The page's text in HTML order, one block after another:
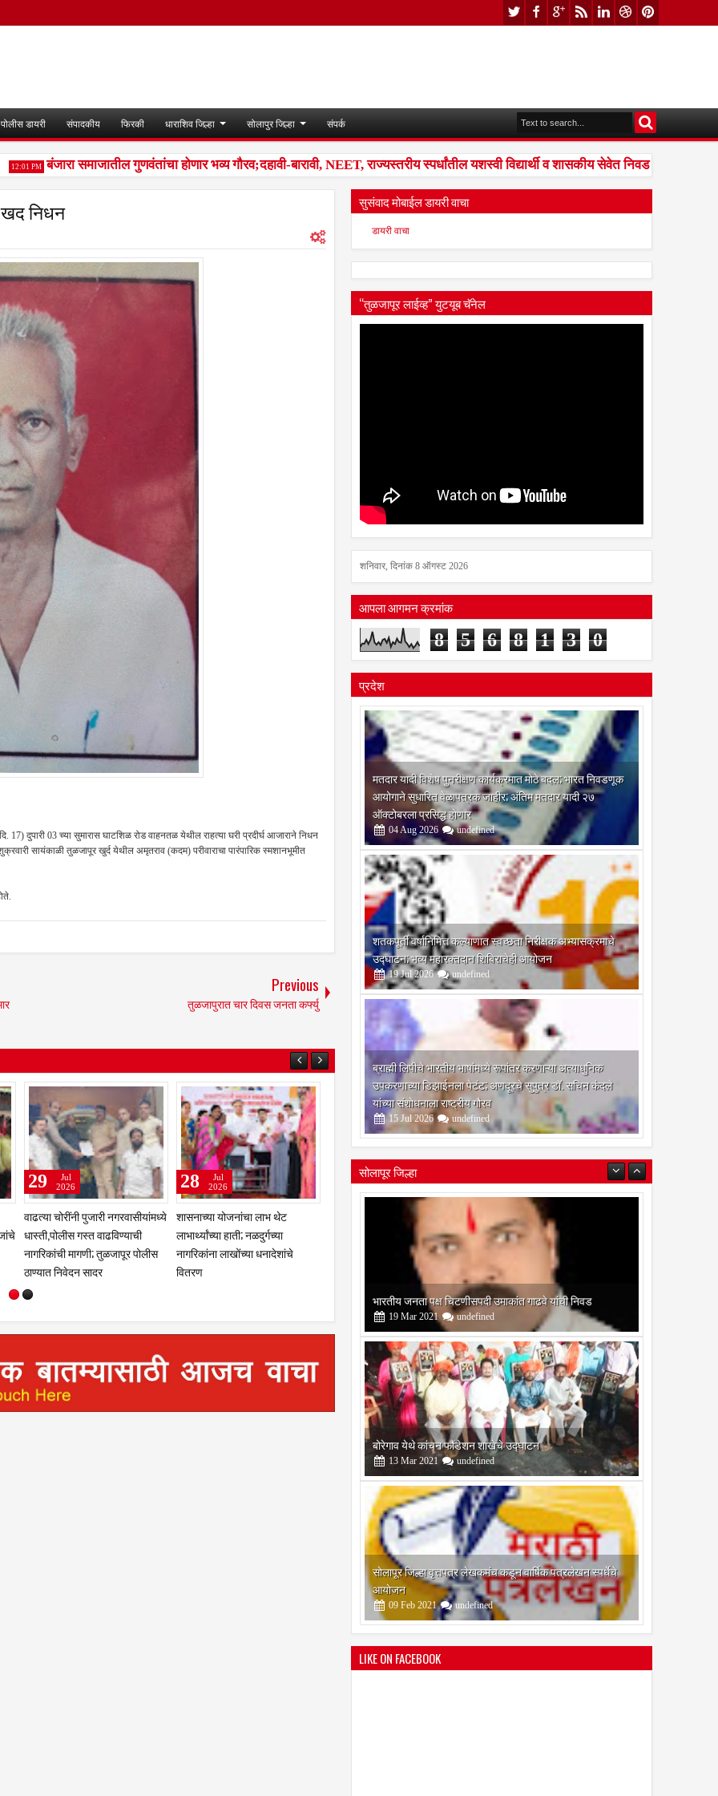
पोलीस डायरी संपादकीय फिरकी धाराशिव जिल्हा सोलापुर जिल्हा संपर्क
PM बंजारा समाजातील गुणवंतांचा होणार भव्य गौरव;दहावी-बारावी, NEET, राज्यस्तरीय स्पर्धांतील यशस्वी विद्यार्थी व शासकीय सेवेत निवड झालेल्यांना
निधन
17) दुपारी 03 च्या सुमारास घाटशिळ रोड वाहनतळ येथील राहत्या घरी प्रदीर्घ आजाराने निधन
सायंकाळी तुळजापूर खुर्द येथील अमृतराव (कदम) परीवाराचा पारंपारिक स्मशानभूमीत
Previous
तुळजापुरात चार दिवस जनता कर्फ्यु
तेलंगणा
सावरगाव येथे स्वप्नील मुळे यांचा
वाढदिवस साजरा
13
Aug
2020
तामलवाडी व परिसरात रक्षाबंधन
साधेपणाने साजरा
04
Aug
2020
सुसंवाद मोबाईल डायरी वाचा
डायरी वाचा
“तुळजापूर लाईव्ह” युटयूब चॅनेल
शनिवार, दिनांक 8 ऑगस्ट 2026
आपला आगमन क्रमांक
8 5 6 8 1 3 0
प्रदेश
मतदार यादी विशेष पुनरीक्षण कार्यक्रमात मोठे बदल; भारत निवडणूक
आयोगाने सुधारित वेळापत्रक जाहीर; अंतिम मतदार यादी २७
ऑक्टोबरला प्रसिद्ध होणार
04 Aug 2026 undefined
शतकपूर्ती वर्षानिमित्त कल्याणात स्वच्छता निरीक्षक अभ्यासक्रमाचे
उद्घाटन; भव्य महारक्तदान शिबिराचेही आयोजन
19 Jul 2026 undefined
ब्राह्मी लिपीचे भारतीय भाषांमध्ये रूपांतर करणाऱ्या अत्याधुनिक
उपकरणाच्या डिझाईनला पेटंट; अणदूरचे सुपुत्र डॉ. सचिन कंदले
यांच्या संशोधनाला राष्ट्रीय गौरव
15 Jul 2026 undefined
सोलापूर जिल्हा
बोरेगाव येथे कांचन फौंडेशन शाखेचे उद्घाटन
13 Mar 2021 undefined
सोलापूर जिल्हा वृत्तपत्र लेखकमंच कडून वार्षिक पत्रलेखन स्पर्धेचे
आयोजन
09 Feb 2021 undefined
श्री मल्लिकार्जुन प्रशालेकडून उमाकांत गाढवे यांचा सत्कार
25 Mar 2021 undefined
LIKE ON FACEBOOK